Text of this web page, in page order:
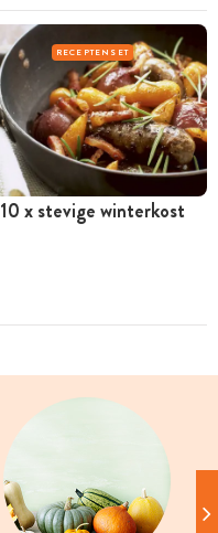
RECEPTENSET
10 x stevige winterkost